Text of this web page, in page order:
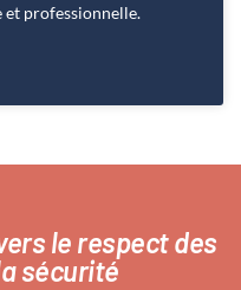
et professionnelle.
le respect des
sécurité